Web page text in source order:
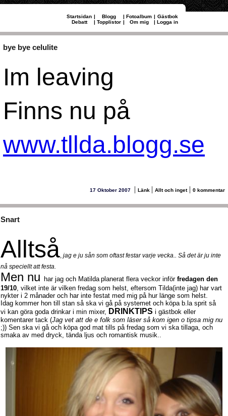
Startsidan | Blogg | Fotoalbum | Gästbok
Debatt
| Topplistor | Om mig | Logga in
bye bye celulite
Im leaving
Finns nu på
www.tllda.blogg.se
17 Oktober 2007 | Länk | Allt och inget| 0 kommentar
Snart
Alltså, jag e ju sån som oftast festar varje vecka.. Så det är ju inte
nå speciellt att festa.
Men nu har jag och Matilda planerat flera veckor inför fredagen den
19/10, vilket inte är vilken fredag som helst, eftersom Tilda(inte jag) har vart
nykter i 2 månader och har inte festat med mig på hur länge som helst.
Idag kommer hon till stan så ska vi gå på systemet och köpa b.la sprit så
vi kan göra goda drinkar i min mixer, DRINKTIPS i gästbok eller
komentarer tack (Jag vet att de e folk som läser så kom igen o tipsa mig nu
;)) Sen ska vi gå och köpa god mat tills på fredag som vi ska tillaga, och
smaka av med dryck, tända ljus och romantisk musik..